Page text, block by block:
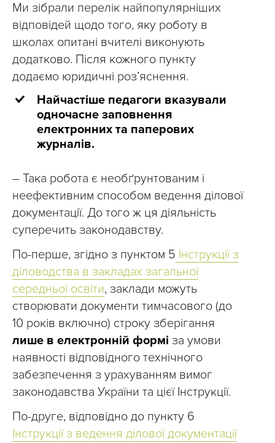
Ми зібрали перелік найпопулярніших
відповідей щодо того, яку роботу в
школах опитані вчителі виконують
додатково. Після кожного пункту
додаємо юридичні розʼяснення.
Найчастіше педагоги вказували
одночасне заповнення
електронних та паперових
журналів.
– Така робота є необґрунтованим і
неефективним способом ведення ділової
документації. До того ж ця діяльність
суперечить законодавству.
По-перше, згідно з пунктом 5 Інструкції з
діловодства в закладах загальної
середньої освіти, заклади можуть
створювати документи тимчасового (до
10 років включно) строку зберігання
лише в електронній формі за умови
наявності відповідного технічного
забезпечення з урахуванням вимог
законодавства України та цієї Інструкції.
По-друге, відповідно до пункту 6
Інструкції з ведення ділової документації